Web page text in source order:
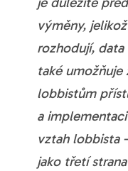
výměny,
rozhodují,
také umožňuje
lobbistům
a
vztah lobbista
jako třetí